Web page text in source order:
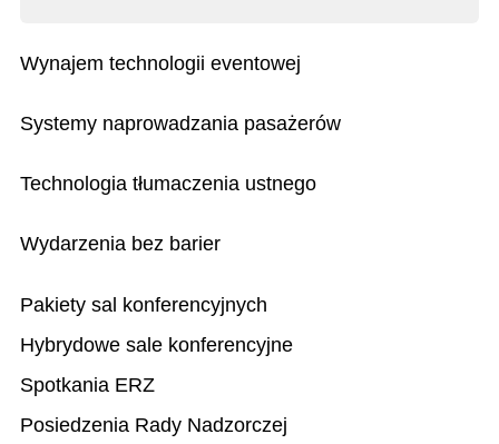
Wynajem technologii eventowej
Systemy naprowadzania pasażerów
Technologia tłumaczenia ustnego
Wydarzenia bez barier
Pakiety sal konferencyjnych
Hybrydowe sale konferencyjne
Spotkania ERZ
Posiedzenia Rady Nadzorczej